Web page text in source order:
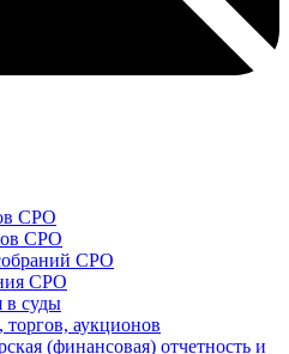
СРО
СРО
СРО
СРО
в суды
аукционов
(финансовая) отчетность и